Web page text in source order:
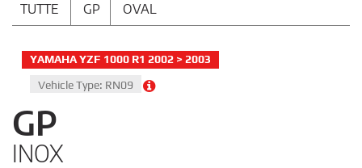
TUTTE GP OVAL
YAMAHA YZF 1000 R1 2002 > 2003
Vehicle Type: RN09
GP
INOX